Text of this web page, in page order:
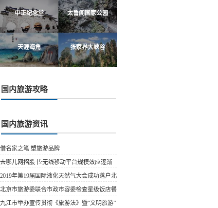
中正纪念堂 太鲁阁国家公园
天涯海角 张家界大峡谷
国内旅游攻略
国内旅游资讯
借名家之笔 塑旅游品牌
去哪儿网招股书:无线移动平台规模效应逐渐
显露
2019年第19届国际液化天然气大会成功落户北
京
北京市旅游委联合市政市容委检查星级饭店餐
饮场所燃气...
九江市举办宣传贯彻《旅游法》暨“文明旅游”